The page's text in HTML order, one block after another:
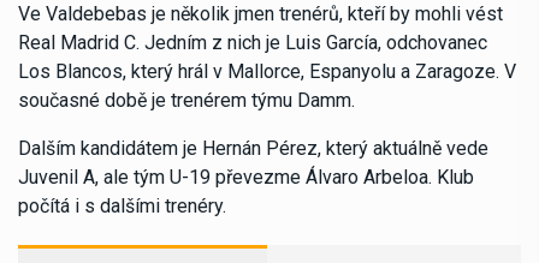
Ve Valdebebas je několik jmen trenérů, kteří by mohli vést
Real Madrid C. Jedním z nich je Luis García, odchovanec
Los Blancos, který hrál v Mallorce, Espanyolu a Zaragoze. V
současné době je trenérem týmu Damm.
Dalším kandidátem je Hernán Pérez, který aktuálně vede
Juvenil A, ale tým U-19 převezme Álvaro Arbeloa. Klub
počítá i s dalšími trenéry.